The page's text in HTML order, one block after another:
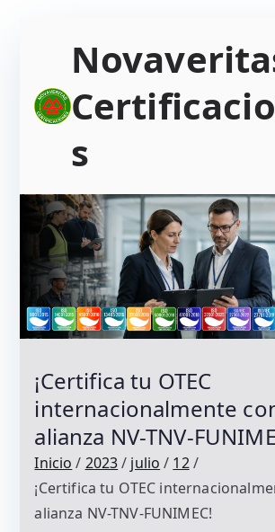
s
¡Certifica tu OTEC
internacionalmente
alianza NV-TNV-
Inicio 2023 julio
12
¡Certifica tu OTEC
alianza NV-TNV-FUNIMEC!